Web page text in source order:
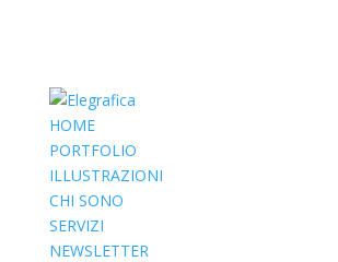
HOME
PORTFOLIO
ILLUSTRAZIONI
CHI SONO
SERVIZI
NEWSLETTER